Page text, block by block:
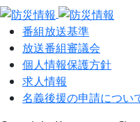
番組放送基準
放送番組審議会
個⼈情報保護⽅針
求⼈情報
名義後援の申請につい